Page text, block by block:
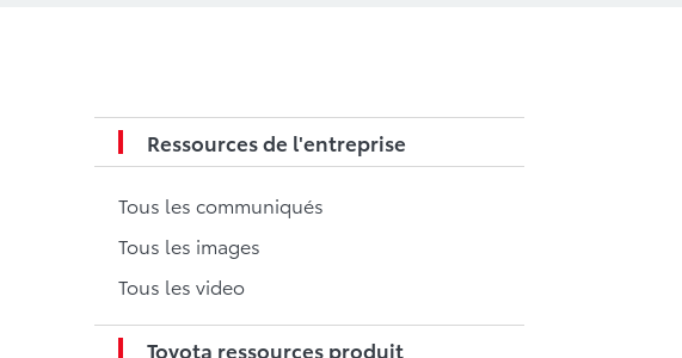
Ressources de l'entreprise
Tous les communiqués
Tous les images
Tous les video
Toyota ressources produit